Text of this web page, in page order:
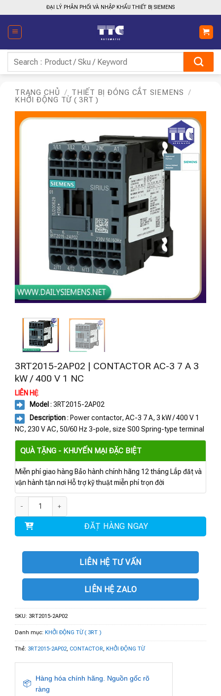
qua
nội
dung
ĐẠI LÝ PHÂN PHỐI VÀ NHẬP KHẨU THIẾT BỊ SIEMENS
kiếm:
TRANG CHỦ / THIẾT BỊ ĐÓNG CẮT SIEMENS
/
KHỞI ĐỘNG TỪ ( 3RT )
3RT2015-2AP02 | CONTACTOR AC-3 7 A 3
kW / 400 V 1 NC
LIÊN HỆ
Model : 3RT2015-2AP02
Description: Power contactor, AC-3 7 A, 3 kW / 400 V 1
NC, 230 V AC, 50/60 Hz 3-pole, size S00 Spring-type terminal
QUÀ TẶNG - KHUYẾN MẠI ĐẶC BIỆT
Miễn phí giao hàng Bảo hành chính hãng 12 tháng Lắp đặt và
vận hành tận nơi Hỗ trợ kỹ thuật miễn phí trọn đời
ĐẶT HÀNG NGAY
LIÊN HỆ TƯ VẤN
LIÊN HỆ ZALO
SKU: 3RT2015-2AP02
Danh mục: KHỞI ĐỘNG TỪ ( 3RT )
Thẻ: 3RT2015-2AP02, CONTACTOR, KHỞI ĐỘNG TỪ
📦
Hàng hóa chính hãng. Nguồn gốc rõ
ràng